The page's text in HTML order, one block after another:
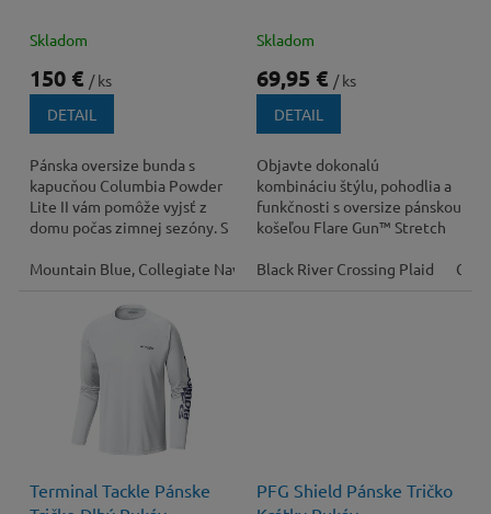
Skladom
150 € / ks
DETAIL
Pánska oversize bunda s
kapucňou Columbia Powder
Lite II vám pomôže vyjsť z
domu počas zimnej sezóny. S
mesta, ale aj na...
Mountain Blue, Collegiate Navy Everblue, Shark
Skladom
69,95 € / ks
DETAIL
Objavte dokonalú
kombináciu štýlu, pohodlia a
funkčnosti s oversize pánskou
košeľou Flare Gun™ Stretch
Columbia.
Black River Crossing Plaid
Terminal Tackle Pánske
PFG Shield Pánske Tričko